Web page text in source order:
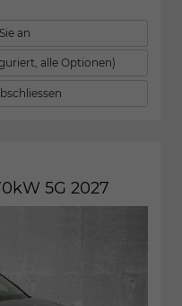
an
alle Optionen)
5G 2027